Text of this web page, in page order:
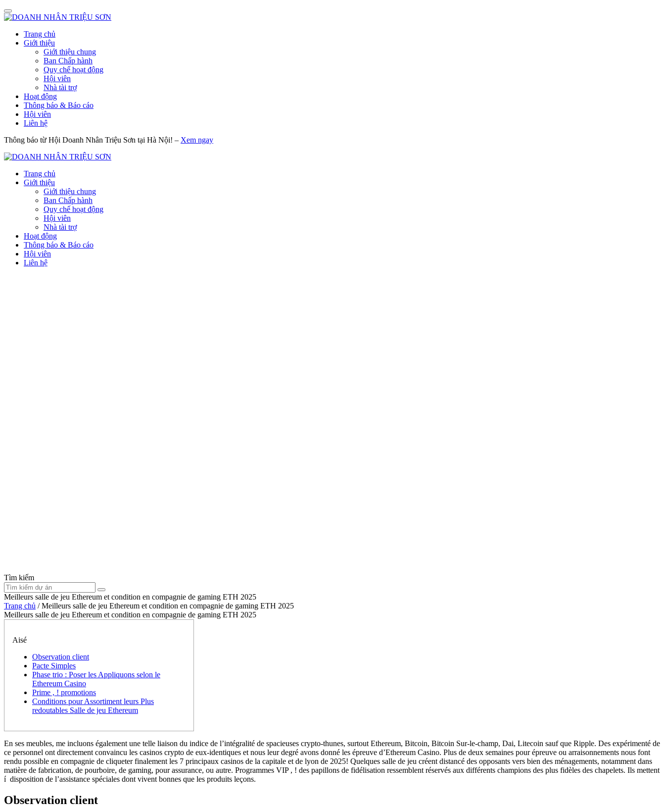
Trang chủ
Giới thiệu
Giới thiệu chung
Ban Chấp hành
Quy chế hoạt động
Hội viên
Nhà tài trợ
Hoạt động
Thông báo & Báo cáo
Hội viên
Liên hệ
Thông báo từ Hội Doanh Nhân Triệu Sơn tại Hà Nội! – Xem ngay
Trang chủ
Giới thiệu
Giới thiệu chung
Ban Chấp hành
Quy chế hoạt động
Hội viên
Nhà tài trợ
Hoạt động
Thông báo & Báo cáo
Hội viên
Liên hệ
Tìm kiếm
Meilleurs salle de jeu Ethereum et condition en compagnie de gaming ETH 2025
Trang chủ /Meilleurs salle de jeu Ethereum et condition en compagnie de gaming ETH 2025
Meilleurs salle de jeu Ethereum et condition en compagnie de gaming ETH 2025
Aisé
Observation client
Pacte Simples
Phase trio : Poser les Appliquons selon le
Ethereum Casino
Prime , ! promotions
Conditions pour Assortiment leurs Plus
redoutables Salle de jeu Ethereum
En ses meubles, me incluons également une telle liaison du indice de l’intégralité de spacieuses crypto-thunes, surtout Ethereum, Bitcoin, Bitcoin Sur-le-champ, Dai, Litecoin sauf que Ripple. Des expérimenté de
ce personnel ont directement convaincu les casinos crypto de eux-identiques et nous leur degré avons donné les épreuve d’Ethereum Casino. Plus de deux semaines pour épreuve ou arraisonnements nous font
rendu possible en compagnie de cliqueter finalement les 7 principaux casinos de la capitale et de lyon de 2025! Quelques salle de jeu créent distancé des opposants vers bien des ménagements, notamment dans
matière de fabrication, de pourboire, de gaming, pour assurance, ou autre. Programmes VIP , ! des papillons de fidélisation ressemblent réservés aux différents champions des plus fidèles des chapelets. Ils mettent
í disposition de l’assistance spéciales dont vivent bonnes que les produits leçons.
Observation client